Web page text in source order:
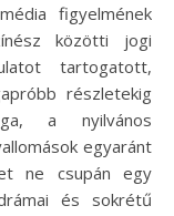
figyelmének
közötti jogi
tartogatott,
részletekig
a nyilvános
egyaránt
ne csupán egy
és sokrétű